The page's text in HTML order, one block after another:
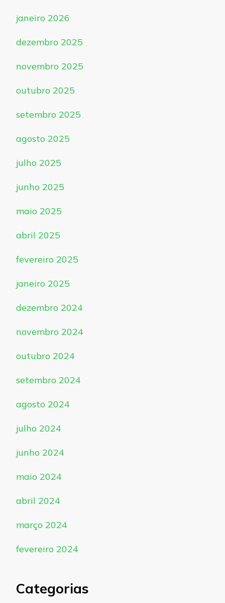
janeiro 2026
dezembro 2025
novembro 2025
outubro 2025
setembro 2025
agosto 2025
julho 2025
junho 2025
maio 2025
abril 2025
fevereiro 2025
janeiro 2025
dezembro 2024
novembro 2024
outubro 2024
setembro 2024
agosto 2024
julho 2024
junho 2024
maio 2024
abril 2024
março 2024
fevereiro 2024
Categorias